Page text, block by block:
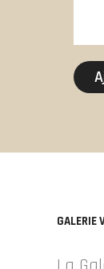
GALERIE